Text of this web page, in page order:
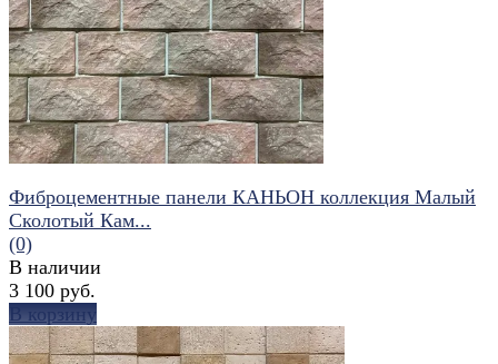
избранное сравнить
Фиброцементные панели КАНЬОН коллекция Малый
Сколотый Кам...
(0)
В наличии
3 100 руб.
В корзину